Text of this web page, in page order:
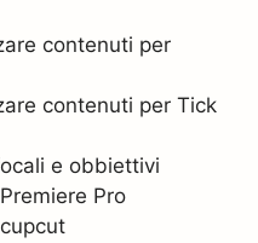
contenuti per
contenuti per Tick
e obbiettivi
Pro